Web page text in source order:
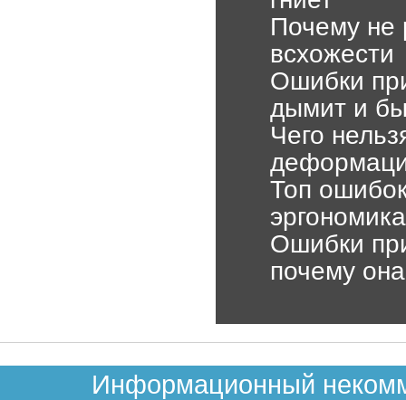
Почему не
всхожести
Ошибки
дымит и
Чего
Топ
эргономика
Ошибки
почему
Информационный